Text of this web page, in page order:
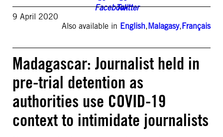
9 April 2020
Also available in English,Malagasy,Français
Madagascar: Journalist held in
pre-trial detention as
authorities use COVID-19
context to intimidate journalists